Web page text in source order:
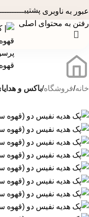
عبور به ناوبری
رفتن به محتوای اصلی
در جشنواره های
خانه فروشگاه باکس و